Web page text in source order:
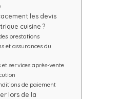
les devis
cuisine ?
prestations
et assurances du
services après-vente
de paiement
lors de la